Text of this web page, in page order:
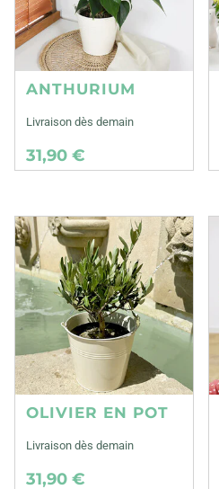
ANTHURIUM
Livraison dès demain
31,90 €
OLIVIER EN POT
Livraison dès demain
31,90 €